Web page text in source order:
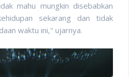
mahu mungkin disebabkan
sekarang dan tidak
waktu ini," ujarnya.